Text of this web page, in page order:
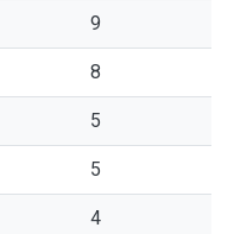
9
8
5
5
4